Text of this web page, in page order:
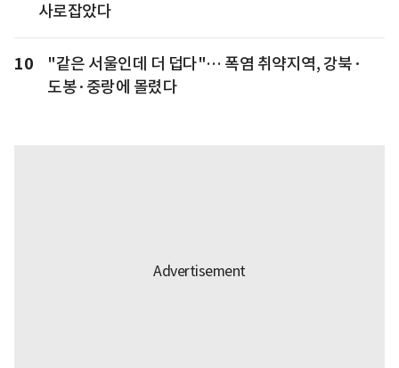
사로잡았다
10
"같은 서울인데 더 덥다"… 폭염 취약지역, 강북·
도봉·중랑에 몰렸다